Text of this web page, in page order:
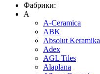
Фабрики:
A
A-Ceramica
ABK
Absolut Keramika
Adex
AGL Tiles
Alaplana